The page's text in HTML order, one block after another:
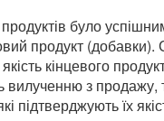
було
продукт (добавки).
кінцевого
вилученню з продажу,
підтверджують їх